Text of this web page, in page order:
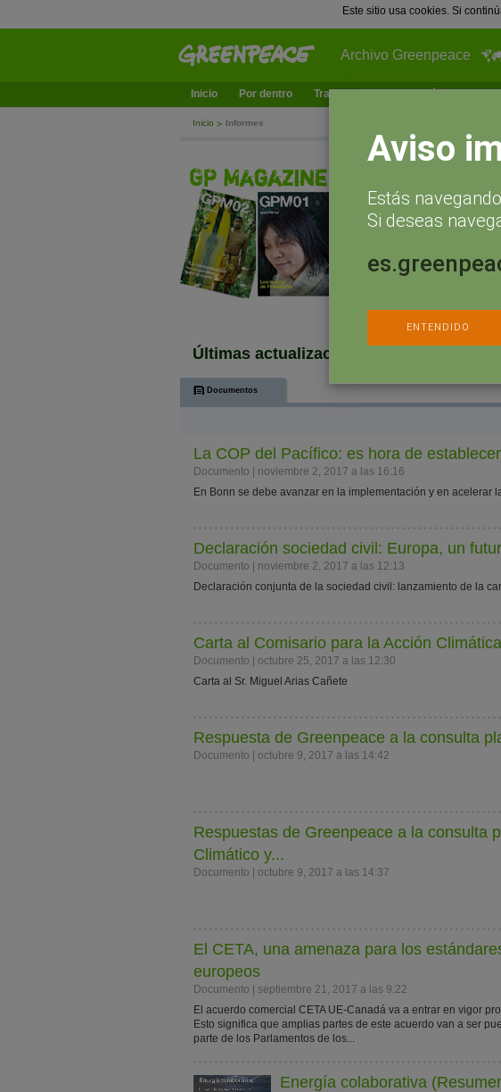
Este sitio usa cookies. Si
Archivo Greenpeace
Inicio Por dentro Trabajamos en ¿Qué puedes
Inicio Informes
Últimas actualizaciones
Documentos
La COP del Pacífico: es hora de
Documento | noviembre 2, 2017 a las 16:16
En Bonn se debe avanzar en la implementación y en acelerar
Declaración sociedad civil: Europa, un
Documento | noviembre 2, 2017 a las 12:13
Declaración conjunta de la sociedad civil: lanzamiento de la
Carta al Comisario para la Acción
Documento | octubre 25, 2017 a las 12:30
Carta al Sr. Miguel Arias Cañete
Respuesta​ ​de​ ​Greenpeace​ ​a​ ​la​ ​consulta​
Documento | octubre 9, 2017 a las 14:42
Respuestas de Greenpeace a la consulta
Climático y...
Documento | octubre 9, 2017 a las 14:37
El CETA, una amenaza para los
europeos
Documento | septiembre 21, 2017 a las 9:22
El acuerdo comercial CETA UE-Canadá va a entrar en vigor
Esto significa que amplias partes de este acuerdo van a ser
parte de los Parlamentos de los...
Energía colaborativa
Aviso
Estás
Si deseas
ENTENDIDO